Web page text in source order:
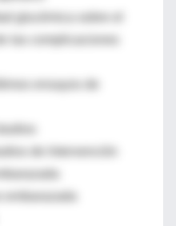
las complicaciones
ensayos de